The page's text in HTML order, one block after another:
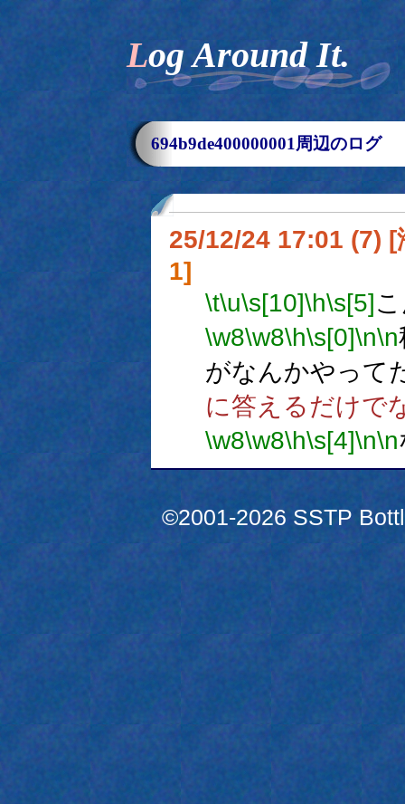
Log Around It.
694b9de400000001周辺のログ
25/12/24 17:01 (7) [
1]
\t\u\s[10]\h\s[5]
\w8\w8\h\s[0]\n\n
がなんかやって
に答えるだけで
\w8\w8\h\s[4]\n\n
©2001-2026 SSTP